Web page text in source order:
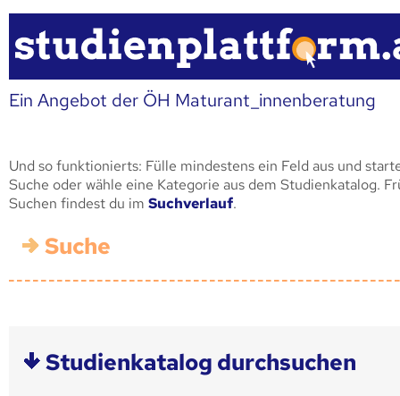
Ein Angebot der ÖH Maturant_innenberatung
Und so funktionierts: Fülle mindestens ein Feld aus und
Suche oder wähle eine Kategorie aus dem Studienkatalog.
Suchen findest du im Suchverlauf.
Suche
Studienkatalog durchsuchen